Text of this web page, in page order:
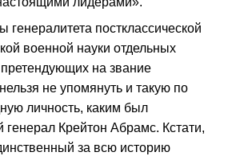
генералитета постклассической
военной науки отдельных
на звание
не упомянуть и такую по
личность, каким был
генерал Крейтон Абрамс. Кстати,
за всю историю